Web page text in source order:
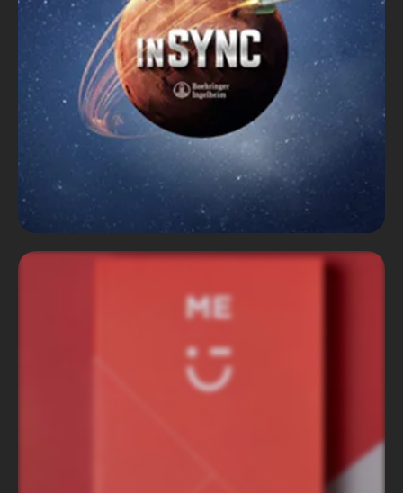
Boehringer - INSYNC